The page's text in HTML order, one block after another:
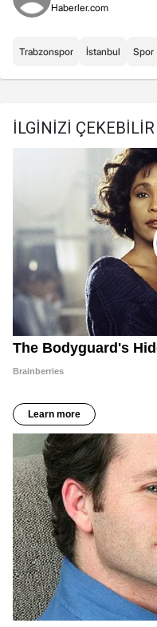
Haberler.com
Trabzonspor İstanbul Spor